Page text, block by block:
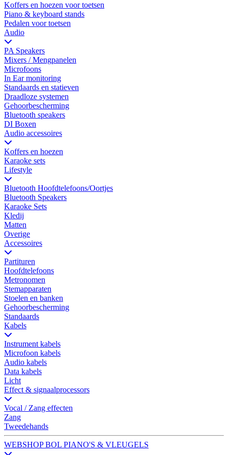
Koffers en hoezen voor toetsen
Piano & keyboard stands
Pedalen voor toetsen
Audio
PA Speakers
Mixers / Mengpanelen
Microfoons
In Ear monitoring
Standaards en statieven
Draadloze systemen
Gehoorbescherming
Bluetooth speakers
DI Boxen
Audio accessoires
Koffers en hoezen
Karaoke sets
Lifestyle
Bluetooth Hoofdtelefoons/Oortjes
Bluetooth Speakers
Karaoke Sets
Kledij
Matten
Overige
Accessoires
Partituren
Hoofdtelefoons
Metronomen
Stemapparaten
Stoelen en banken
Gehoorbescherming
Standaards
Kabels
Instrument kabels
Microfoon kabels
Audio kabels
Data kabels
Licht
Effect & signaalprocessors
Vocal / Zang effecten
Zang
Tweedehands
WEBSHOP BOL PIANO'S & VLEUGELS